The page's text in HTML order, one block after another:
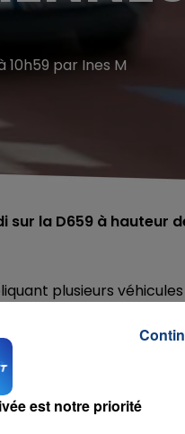
10h59 par Ines M
sur la D659 à hauteur
plusieurs véhicules
sur place, les secours
Tous ont été
l'échangeur de Jenlain
est notre priorité